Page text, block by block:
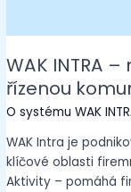
WAK INTRA
řízenou
O systému WAK
WAK Intra je
klíčové oblasti
Aktivity – pomáhá